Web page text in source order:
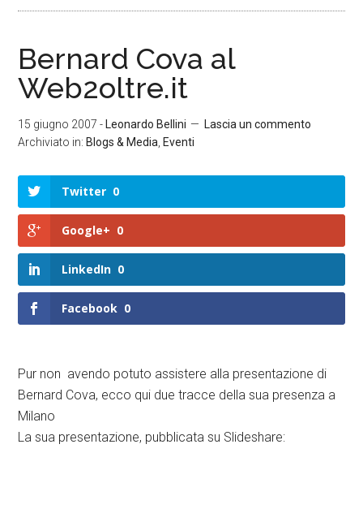
Bernard Cova al
Web2oltre.it
15 giugno 2007 - Leonardo Bellini
Lascia un commento
Archiviato in: Blogs & Media Eventi
Twitter 0
Google+ 0
LinkedIn 0
Facebook 0
Pur non avendo potuto assistere alla presentazione di
Bernard Cova, ecco qui due tracce della sua presenza a
Milano
La sua presentazione, pubblicata su Slideshare: